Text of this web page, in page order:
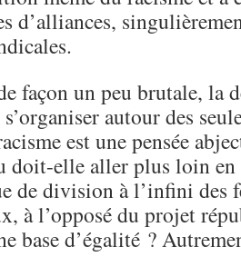
d’alliances,
façon un peu brutale, la
autour des
est une pensée
doit-elle aller plus loin en
de division à l’infini des
à l’opposé du projet
base d’égalité ?